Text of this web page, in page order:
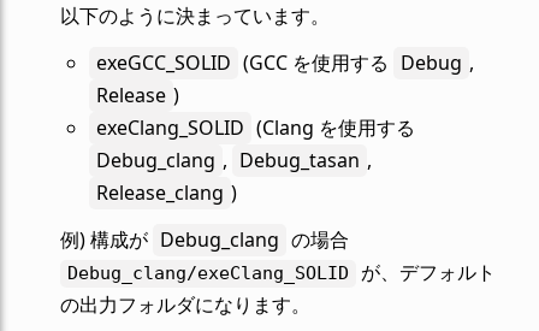
以下のように決まっています。
exeGCC_SOLID (GCC を使用する Debug ,
Release )
exeClang_SOLID (Clang を使用する
Debug_clang , Debug_tasan ,
Release_clang )
例) 構成が Debug_clang の場合
Debug_clang/exeClang_SOLID
が、デフォルト
の出力フォルダになります。